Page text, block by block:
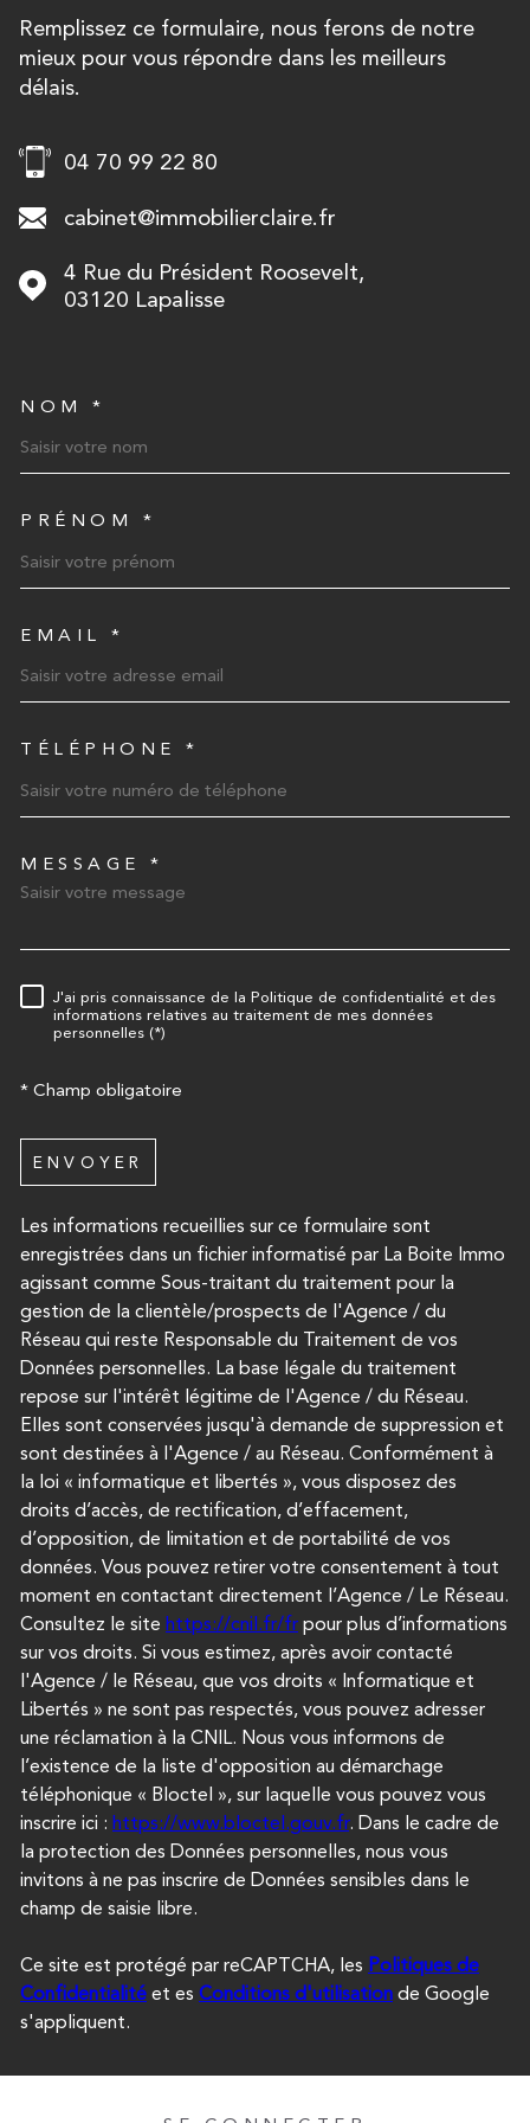
Remplissez ce formulaire, nous ferons de notre
mieux pour vous répondre dans les meilleurs
délais.
04 70 99 22 80
cabinet@immobilierclaire.fr
4 Rue du Président Roosevelt,
03120
Lapalisse
NOM *
PRÉNOM *
EMAIL *
TÉLÉPHONE *
MESSAGE *
RÈGLEMENTATION
J'ai pris connaissance de la Politique de confidentialité et des
informations relatives au traitement de mes données
personnelles (*)
* Champ obligatoire
ENVOYER
Les informations recueillies sur ce formulaire sont
enregistrées dans un fichier informatisé par La Boite Immo
agissant comme Sous-traitant du traitement pour la
gestion de la clientèle/prospects de l'Agence / du
Réseau qui reste Responsable du Traitement de vos
Données personnelles. La base légale du traitement
repose sur l'intérêt légitime de l'Agence / du Réseau.
Elles sont conservées jusqu'à demande de suppression et
sont destinées à l'Agence / au Réseau. Conformément à
la loi « informatique et libertés », vous disposez des
droits d’accès, de rectification, d’effacement,
d’opposition, de limitation et de portabilité de vos
données. Vous pouvez retirer votre consentement à tout
moment en contactant directement l’Agence / Le Réseau.
Consultez le site https://cnil.fr/fr pour plus d’informations
sur vos droits. Si vous estimez, après avoir contacté
l'Agence / le Réseau, que vos droits « Informatique et
Libertés » ne sont pas respectés, vous pouvez adresser
une réclamation à la CNIL. Nous vous informons de
l’existence de la liste d'opposition au démarchage
téléphonique « Bloctel », sur laquelle vous pouvez vous
inscrire ici : https://www.bloctel.gouv.fr. Dans le cadre de
la protection des Données personnelles, nous vous
invitons à ne pas inscrire de Données sensibles dans le
champ de saisie libre.
Ce site est protégé par reCAPTCHA, les Politiques de
Confidentialité et es Conditions d'utilisation de Google
s'appliquent.